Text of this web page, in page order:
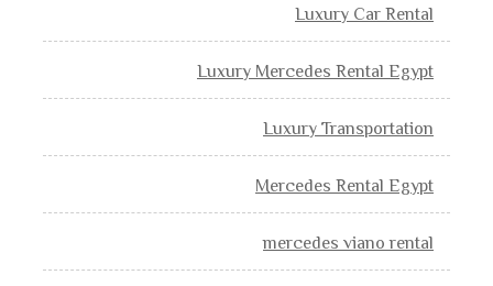
Luxury Car Rental
Luxury Mercedes Rental Egypt
Luxury Transportation
Mercedes Rental Egypt
mercedes viano rental